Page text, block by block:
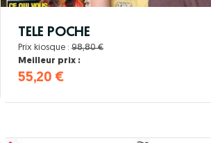
TELE POCHE
Prix kiosque : 98,80 €
Meilleur prix :
55,20 €